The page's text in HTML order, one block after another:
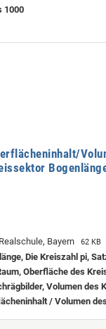
1000
Bayern 62 KB
Die Kreiszahl pi,
Oberfläche des
Volumen des
/ Volumen